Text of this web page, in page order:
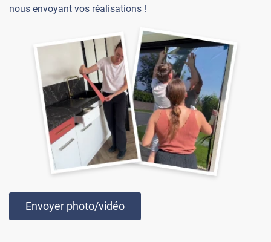
nous envoyant vos réalisations !
Envoyer photo/vidéo